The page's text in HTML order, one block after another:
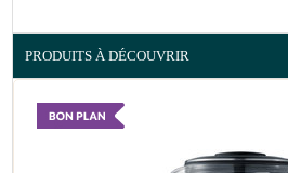
PRODUITS À DÉCOUVRIR